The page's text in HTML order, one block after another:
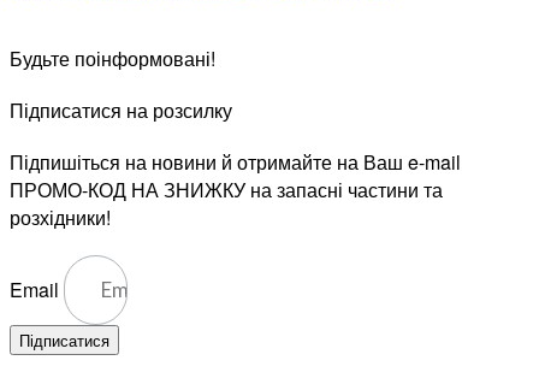
Будьте поінформовані!
Підписатися на розсилку
Підпишіться на новини й отримайте на Ваш e-mail
ПРОМО-КОД НА ЗНИЖКУ на запасні частини та
розхідники!
Email
Підписатися